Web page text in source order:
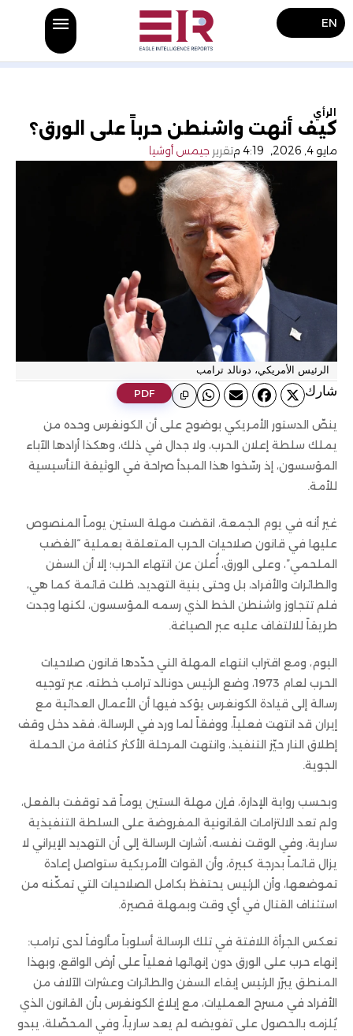
EN
الرأي
كيف أنهت واشنطن حرباً على الورق؟
مايو 4, 2026 , 4:19 م تقرير جيمس أوشيا
الرئيس الأمريكي، دونالد ترامب
ﺷﺎرك PDF
ينصّ الدستور الأمريكي بوضوح على أن الكونغرس وحده من
يملك سلطة إعلان الحرب، ولا جدال في ذلك، وهكذا أرادها الآباء
المؤسسون، إذ رسّخوا هذا المبدأ صراحة في الوثيقة التأسيسية
للأمة.
غير أنه في يوم الجمعة، انقضت مهلة الستين يوماً المنصوص
عليها في قانون صلاحيات الحرب المتعلقة بعملية “الغضب
الملحمي”، وعلى الورق، أُعلن عن انتهاء الحرب؛ إلا أن السفن
والطائرات والأفراد، بل وحتى بنية التهديد، ظلت قائمة كما هي،
فلم تتجاوز واشنطن الخط الذي رسمه المؤسسون، لكنها وجدت
طريقاً للالتفاف عليه عبر الصياغة.
اليوم، ومع اقتراب انتهاء المهلة التي حدّدها قانون صلاحيات
الحرب لعام 1973، وضع الرئيس دونالد ترامب خطته، عبر توجيه
رسالة إلى قيادة الكونغرس يؤكد فيها أن الأعمال العدائية مع
إيران قد انتهت فعلياً، ووفقاً لما ورد في الرسالة، فقد دخل وقف
إطلاق النار حيّز التنفيذ، وانتهت المرحلة الأكثر كثافة من الحملة
الجوية.
وبحسب رواية الإدارة، فإن مهلة الستين يوماً قد توقفت بالفعل،
ولم تعد الالتزامات القانونية المفروضة على السلطة التنفيذية
سارية، وفي الوقت نفسه، أشارت الرسالة إلى أن التهديد الإيراني لا
يزال قائماً بدرجة كبيرة، وأن القوات الأمريكية ستواصل إعادة
تموضعها، وأن الرئيس يحتفظ بكامل الصلاحيات التي تمكّنه من
استئناف القتال في أي وقت وبمهلة قصيرة.
تعكس الجرأة اللافتة في تلك الرسالة أسلوباً مألوفاً لدى ترامب:
إنهاء حرب على الورق دون إنهائها فعلياً على أرض الواقع، وبهذا
المنطق يبرّر الرئيس إبقاء السفن والطائرات وعشرات الآلاف من
الأفراد في مسرح العمليات، مع إبلاغ الكونغرس بأن القانون الذي
يُلزمه بالحصول على تفويضه لم يعد سارياً، وفي المحصّلة، يبدو